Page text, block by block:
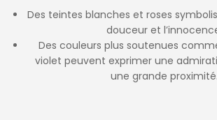
Des teintes blanches et roses
douceur et
Des couleurs plus soutenues
violet peuvent exprimer une
une grande proximité.